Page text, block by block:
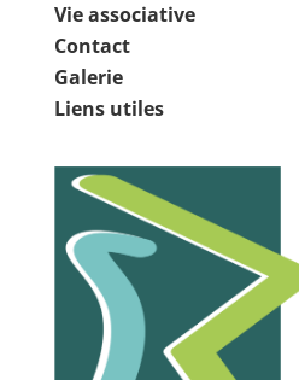
Vie associative
Contact
Galerie
Liens utiles